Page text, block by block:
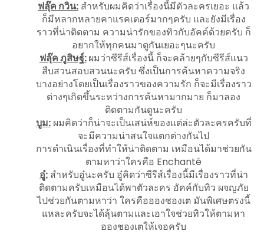
ฟลุ๊ค กวิน: สำหรับผมคิดว่าเรื่องนี้มีตัวละครเยอะ แล้ว
ก็มีหลากหลายคาแรคเตอร์มากๆครับ และยังมีเรื่อง
ราวที่น่าติดตาม ความน่ารักของทิวกับอัคค์ด้วยครับ ก็
อยากให้ทุกคนมาดูกันเยอะๆนะครับ
ฟลุ๊ค ภูสิษฐ์:ผมว่าซีรีส์เรื่องนี้ ก็จะคล้ายๆกับซีรีส์แนว
สืบสวนสอบสวนนะครับ ซึ่งเป็นการค้นหาความจริง
บางอย่างโดยเป็นเรื่องราวของความรัก ก็จะมีเรื่องราว
ต่างๆเกิดขึ้นระหว่างการค้นหามากมาย ก็มาลอง
ติดตามกันดูนะครับ
บูม:ผมคิดว่าก็น่าจะเป็นเสน่ห์ของแต่ล่ะตัวละครครับที่
จะมีความน่าสนใจแตกต่างกันไป
การดำเนินเรื่องที่ทำให้น่าติดตาม เหมือนได้มาช่วยกัน
ตามหาว่าใครคือ Enchanté
อู๋:สำหรับอู๋นะครับ อู๋คิดว่าซีรีส์เรื่องนี้มีเรื่องราวที่น่า
ติดตามครับเหมือนได้พาตัวละคร อัคค์กับทิว ผจญภัย
ไปช่วยกันตามหาว่า ใครคืออองชองเต มันพิเศษตรงนี้
แหละครับจะได้ลุ้นตามและเอาใจช่วยทิวให้ตามหา
อองชองเตให้เจอครับ